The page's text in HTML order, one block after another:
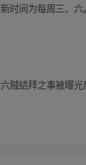
时间为每周三、
贼结拜之事被曝